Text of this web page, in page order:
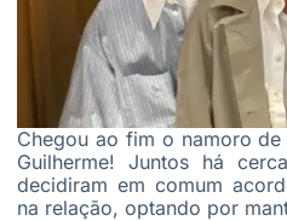
Chegou ao fim o namoro
Guilherme! Juntos há
decidiram em comum
na relação, optando por